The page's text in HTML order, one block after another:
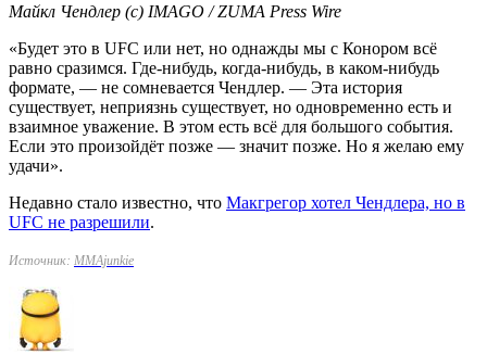
Майкл Чендлер (с) IMAGO / ZUMA Press Wire
«Будет это в UFC или нет, но однажды мы с Конором всё
равно сразимся. Где-нибудь, когда-нибудь, в каком-нибудь
формате, — не сомневается Чендлер. — Эта история
существует, неприязнь существует, но одновременно есть и
взаимное уважение. В этом есть всё для большого события.
Если это произойдёт позже — значит позже. Но я желаю ему
удачи».
Недавно стало известно, что Макгрегор хотел Чендлера, но в
UFC не разрешили.
Источник: ММАjunkie